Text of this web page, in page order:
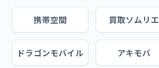
携帯空間 買取ソムリエ
ドラゴンモバイル アキモバ